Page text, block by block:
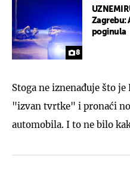
8
Zagrebu:
poginula
Stoga ne iznenađuje što
"izvan tvrtke" i pronaći
automobila. I to ne bilo